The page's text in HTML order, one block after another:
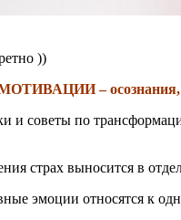
))
– осознания,
и советы по
страх выносится в
эмоции относятся к